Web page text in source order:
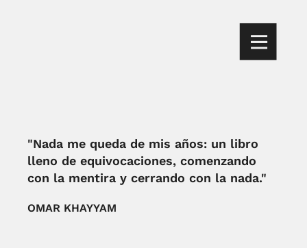
"Nada me queda de mis años: un libro
lleno de equivocaciones, comenzando
con la mentira y cerrando con la nada."
OMAR KHAYYAM